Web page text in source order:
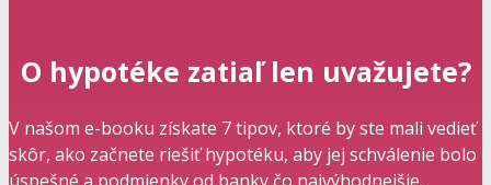
O hypotéke zatiaľ len uvažujete?
V našom e-booku získate 7 tipov, ktoré by ste mali vedieť
skôr, ako začnete riešiť hypotéku, aby jej schválenie bolo